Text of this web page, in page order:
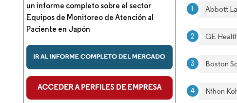
un informe completo sobre el sector
Equipos de Monitoreo de Atención al
Paciente en Japón
Abbott
GE
Boston
Nihon